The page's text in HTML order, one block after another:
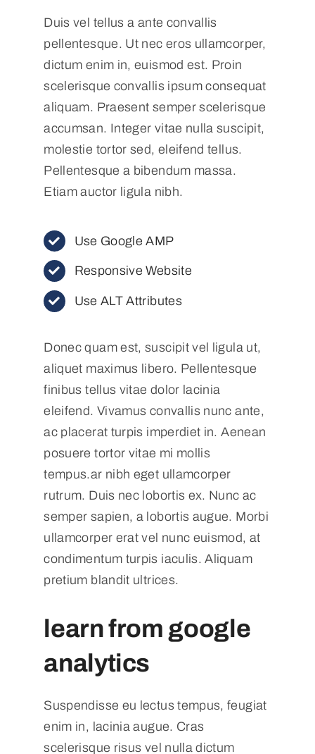
Duis vel tellus a ante convallis
pellentesque. Ut nec eros ullamcorper,
dictum enim in, euismod est. Proin
scelerisque convallis ipsum consequat
aliquam. Praesent semper scelerisque
accumsan. Integer vitae nulla suscipit,
molestie tortor sed, eleifend tellus.
Pellentesque a bibendum massa.
Etiam auctor ligula nibh.
Use Google AMP
Responsive Website
Use ALT Attributes
Donec quam est, suscipit vel ligula ut,
aliquet maximus libero. Pellentesque
finibus tellus vitae dolor lacinia
eleifend. Vivamus convallis nunc ante,
ac placerat turpis imperdiet in. Aenean
posuere tortor vitae mi mollis
tempus.ar nibh eget ullamcorper
rutrum. Duis nec lobortis ex. Nunc ac
semper sapien, a lobortis augue. Morbi
ullamcorper erat vel nunc euismod, at
condimentum turpis iaculis. Aliquam
pretium blandit ultrices.
learn from google
analytics
Suspendisse eu lectus tempus, feugiat
enim in, lacinia augue. Cras
scelerisque risus vel nulla dictum